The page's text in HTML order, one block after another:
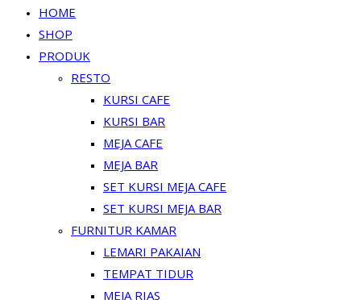
HOME
SHOP
PRODUK
RESTO
KURSI CAFE
KURSI BAR
MEJA CAFE
MEJA BAR
SET KURSI MEJA CAFE
SET KURSI MEJA BAR
FURNITUR KAMAR
LEMARI PAKAIAN
TEMPAT TIDUR
MEJA RIAS